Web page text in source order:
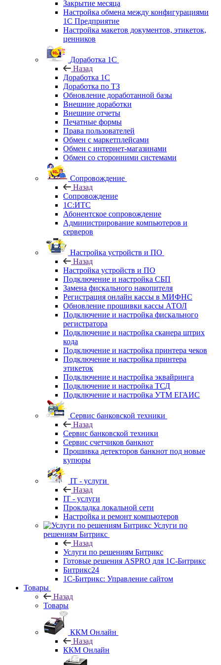
Закрытие месяца
Настройка обмена между конфигурациями
1С Предприятие
Настройка макетов документов, этикеток,
ценников
Доработка 1С
Назад
Доработка 1С
Доработка по ТЗ
Обновление доработанной базы
Внешние доработки
Внешние отчеты
Печатные формы
Права пользователей
Обмен с маркетплейсами
Обмен с интернет-магазинами
Обмен со сторонними системами
Сопровождение
Назад
Сопровождение
1C:ИТС
Абонентское сопровождение
Администрирование компьютеров и
серверов
Настройка устройств и ПО
Назад
Настройка устройств и ПО
Подключение и настройка СБП
Замена фискального накопителя
Регистрация онлайн кассы в МИФНС
Обновление прошивки кассы АТОЛ
Подключение и настройка фискального
регистратора
Подключение и настройка сканера штрих
кода
Подключение и настройка принтера чеков
Подключение и настройка принтера
этикеток
Подключение и настройка эквайринга
Подключение и настройка ТСД
Подключение и настройка УТМ ЕГАИС
Сервис банковской техники
Назад
Сервис банковской техники
Сервис счетчиков банкнот
Прошивка детекторов банкнот под новые
купюры
IT - услуги
Назад
IT - услуги
Прокладка локальной сети
Настройка и ремонт компьютеров
Услуги по
решениям Битрикс
Назад
Услуги по решениям Битрикс
Готовые решения ASPRO для 1С-Битрикс
Битрикс24
1С-Битрикс: Управление сайтом
Товары
Назад
Товары
ККМ Онлайн
Назад
ККМ Онлайн